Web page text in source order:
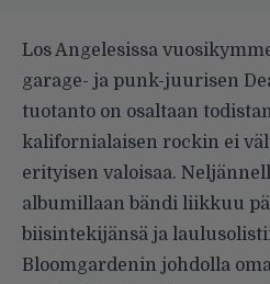
Los Angelesissa
garage- ja punk-juurisen
tuotanto on osaltaan
kalifornialaisen rockin ei
erityisen valoisaa.
albumillaan bändi liikkuu
biisintekijänsä ja
Bloomgardenin johdolla